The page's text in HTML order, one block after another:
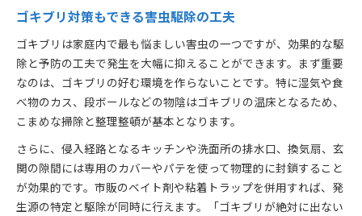
ゴキブリ対策もできる害虫駆除の工夫
ゴキブリは家庭内で最も悩ましい害虫の一つですが、効果的な駆
除と予防の工夫で発生を大幅に抑えることができます。まず重要
なのは、ゴキブリの好む環境を作らないことです。特に湿気や食
べ物のカス、段ボールなどの物陰はゴキブリの温床となるため、
こまめな掃除と整理整頓が基本となります。
さらに、侵入経路となるキッチンや洗面所の排水口、換気扇、玄
関の隙間には専用のカバーやパテを使って物理的に封鎖すること
が効果的です。市販のベイト剤や粘着トラップを併用すれば、発
生源の特定と駆除が同時に行えます。「ゴキブリが絶対に出ない